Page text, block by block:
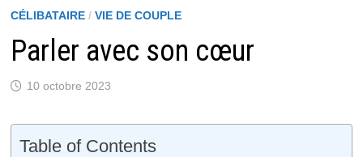
CÉLIBATAIRE/ VIE DE COUPLE
Parler avec son cœur
10 octobre 2023
Table of Contents